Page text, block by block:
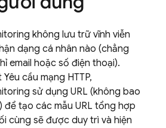
không lưu trữ vĩnh viễn
dạng cá nhân nào (chẳng
email hoặc số điện thoại).
cầu mạng HTTP,
sử dụng URL (không bao
để tạo các mẫu URL tổng hợp
cùng sẽ được duy trì và hiện